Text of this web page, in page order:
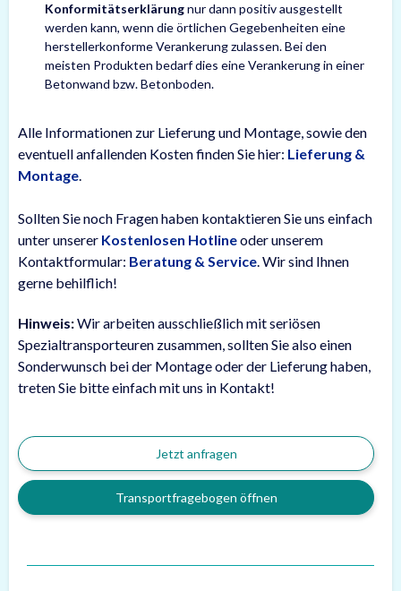
Konformitätserklärungnur dann positiv ausgestellt
werden kann, wenn die örtlichen Gegebenheiten eine
herstellerkonforme Verankerung zulassen. Bei den
meisten Produkten bedarf dies eine Verankerung in einer
Betonwand bzw. Betonboden.
Alle Informationen zur Lieferung und Montage, sowie den
eventuell anfallenden Kosten finden Sie hier: Lieferung &
Montage.
Sollten Sie noch Fragen haben kontaktieren Sie uns einfach
unter unserer Kostenlosen Hotlineoder unserem
Kontaktformular: Beratung & Service. Wir sind Ihnen
gerne behilflich!
Hinweis:Wir arbeiten ausschließlich mit seriösen
Spezialtransporteuren zusammen, sollten Sie also einen
Sonderwunsch bei der Montage oder der Lieferung haben,
treten Sie bitte einfach mit uns in Kontakt!
Jetzt anfragen
Transportfragebogen öffnen